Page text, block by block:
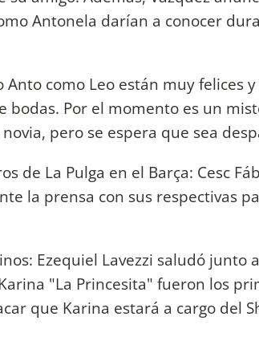
Antonela darían a conocer
como Leo están muy felices
Por el momento es un
pero se espera que sea
de La Pulga en el Barça: Cesc
la prensa con sus respectivas
Ezequiel Lavezzi saludó junto
"La Princesita" fueron los
que Karina estará a cargo del